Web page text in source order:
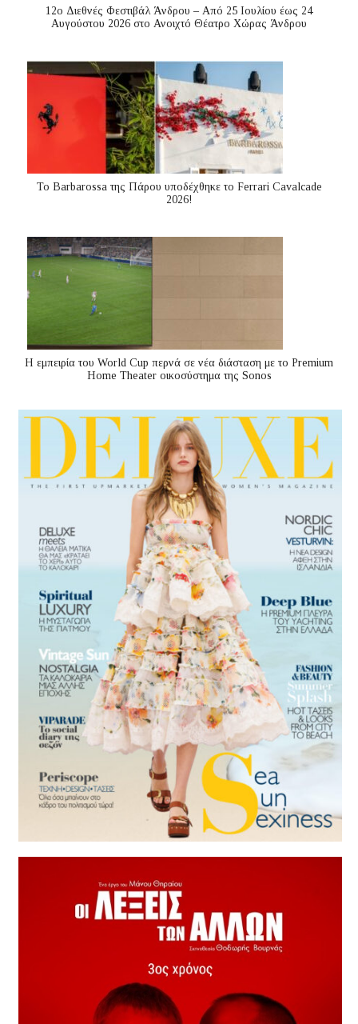
12ο Διεθνές Φεστιβάλ Άνδρου – Από 25 Ιουλίου έως 24
Αυγούστου 2026 στο Ανοιχτό Θέατρο Χώρας Άνδρου
Το Barbarossa της Πάρου υποδέχθηκε το Ferrari Cavalcade
2026!
Η εμπειρία του World Cup περνά σε νέα διάσταση με το Premium
Home Theater οικοσύστημα της Sonos